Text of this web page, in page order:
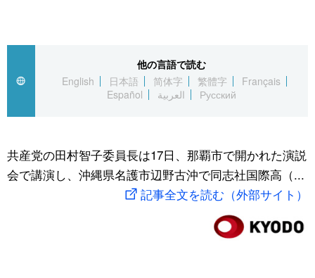
Русский
経済・ビジネス
国際
文化
トップ
アーカイブ
In-depth
Japan Data
動画/Live
スポーツ・東京2020
他の言語で読む
English
日本語 简体字 繁體字
Français
Español
العربية Русский
共産党の田村智子委員長は17日、那覇市で開かれた演説
会で講演し、沖縄県名護市辺野古沖で同志社国際高（...
記事全文を読む（外部サイト）